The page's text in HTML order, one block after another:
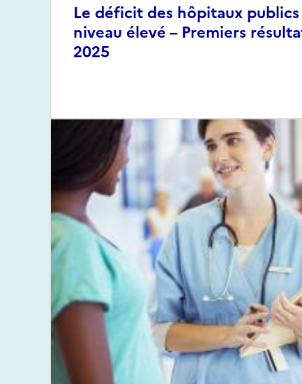
Le déficit des hôpitaux
niveau élevé – Premiers
2025